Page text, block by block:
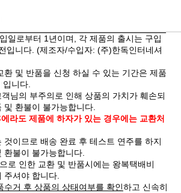
일로부터 1년이며, 각 제품의 출시는 구입
입니다. (제조자/수입자: (주)한독인터네셔
환 및 반품을 신청 하실 수 있는 기간은 제품
니다.
님의 부주의로 인해 상품의 가치가 훼손되
및 환불이 불가능합니다.
라도 제품에 하자가 있는 경우에는 교환처
것이므로 배송 완료 후 테스트 연주를 하지
환불이 불가능합니다.
로 인한 교환 및 반품시에는 왕복택배비
셔야 합니다.
수거 후 상품의 상태여부를 확인하고 신속히